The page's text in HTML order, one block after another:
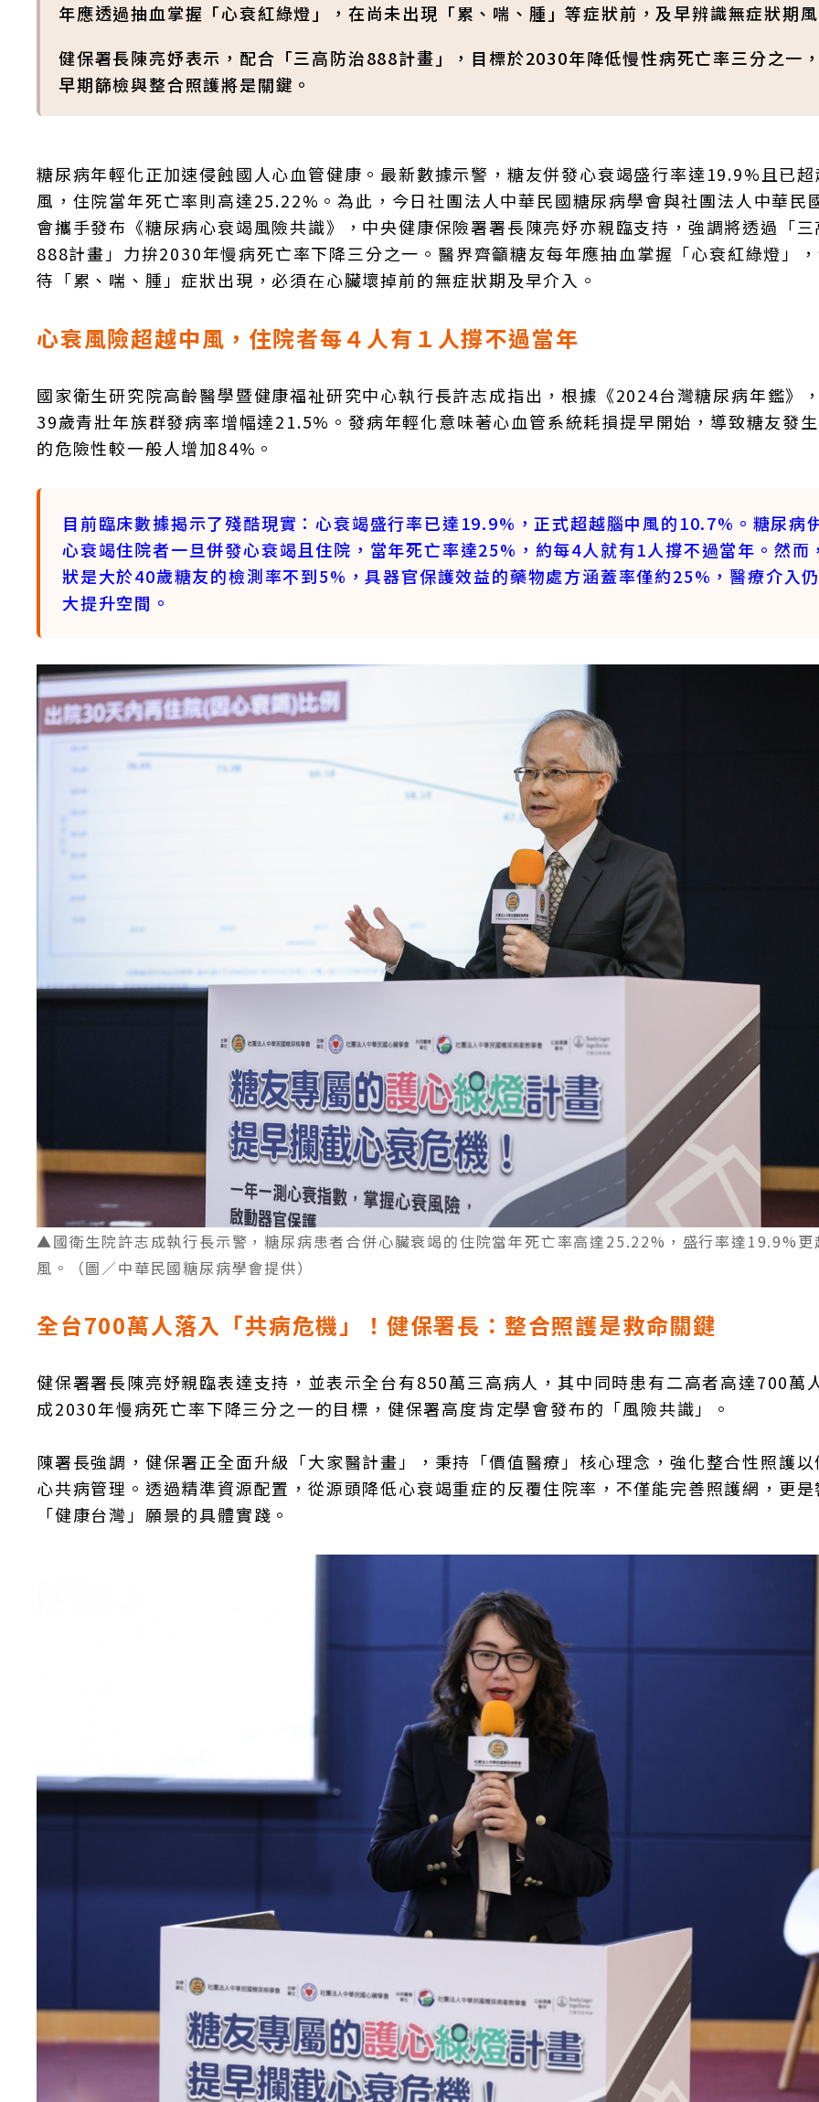
年應透過抽血掌握「心衰紅綠燈」，在尚未出現「累、喘、腫」等症狀前，及早辨識無症狀期
健保署長陳亮妤表示，配合「三高防治888計畫」，目標於2030年降低慢性病死亡率三分之一
早期篩檢與整合照護將是關鍵。
糖尿病年輕化正加速侵蝕國人心血管健康。最新數據示警，糖友併發心衰竭盛行率達19.9%且已
風，住院當年死亡率則高達25.22%。為此，今日社團法人中華民國糖尿病學會與社團法人中華民
會攜手發布《糖尿病心衰竭風險共識》，中央健康保險署署長陳亮妤亦親臨支持，強調將透過「
888計畫」力拚2030年慢病死亡率下降三分之一。醫界齊籲糖友每年應抽血掌握「心衰紅綠燈」
待「累、喘、腫」症狀出現，必須在心臟壞掉前的無症狀期及早介入。
心衰風險超越中風，住院者每４人有１人撐不過當年
國家衛生研究院高齡醫學暨健康福祉研究中心執行長許志成指出，根據《2024台灣糖尿病年鑑》
39歲青壯年族群發病率增幅達21.5%。發病年輕化意味著心血管系統耗損提早開始，導致糖友發
的危險性較一般人增加84%。
目前臨床數據揭示了殘酷現實：心衰竭盛行率已達19.9%，正式超越腦中風的10.7%。糖尿病
心衰竭住院者一旦併發心衰竭且住院，當年死亡率達25%，約每4人就有1人撐不過當年 。然而
狀是大於40歲糖友的檢測率不到5%，具器官保護效益的藥物處方涵蓋率僅約25%，醫療介入
大提升空間。
▲國衛生院許志成執行長示警，糖尿病患者合併心臟衰竭的住院當年死亡率高達25.22%，盛行率達19.9%更
風。（圖／中華民國糖尿病學會提供）
全台700萬人落入「共病危機」！健保署長：整合照護是救命關鍵
健保署署長陳亮妤親臨表達支持，並表示全台有850萬三高病人，其中同時患有二高者高達700萬
成2030年慢病死亡率下降三分之一的目標，健保署高度肯定學會發布的「風險共識」。
陳署長強調，健保署正全面升級「大家醫計畫」，秉持「價值醫療」核心理念，強化整合性照護
心共病管理。透過精準資源配置，從源頭降低心衰竭重症的反覆住院率，不僅能完善照護網，更
「健康台灣」願景的具體實踐。